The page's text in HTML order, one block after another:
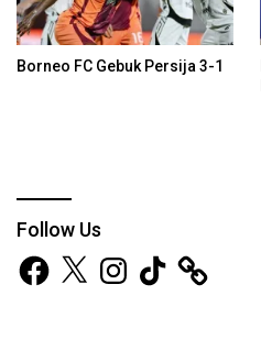
Borneo FC Gebuk Persija 3-1
Follow Us
Facebook
X Instagram
TikTok